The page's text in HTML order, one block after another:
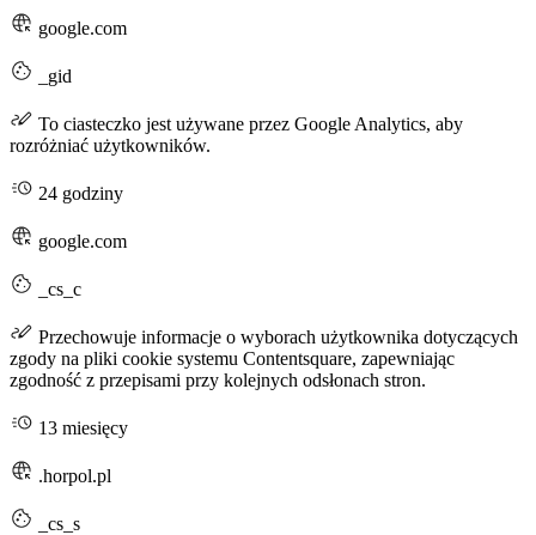
google.com
_gid
To ciasteczko jest używane przez Google Analytics, aby
rozróżniać użytkowników.
24 godziny
google.com
_cs_c
Przechowuje informacje o wyborach użytkownika dotyczących
zgody na pliki cookie systemu Contentsquare, zapewniając
zgodność z przepisami przy kolejnych odsłonach stron.
13 miesięcy
.horpol.pl
_cs_s